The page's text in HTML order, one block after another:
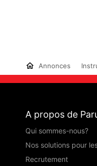
Annonces
A propos de
Qui sommes-nous?
Nos solutions pour
Recrutement